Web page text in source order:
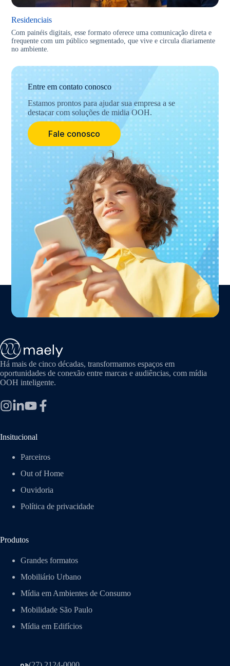
Residenciais
Com painéis digitais, esse formato oferece uma comunicação direta e
frequente com um público segmentado, que vive e circula diariamente
no ambiente.
Entre em contato conosco
Estamos prontos para ajudar sua empresa a se
destacar com soluções de midia OOH.
Fale conosco
Há mais de cinco décadas, transformamos espaços em
oportunidades de conexão entre marcas e audiências, com mídia
OOH inteligente.
Insitucional
Parceiros
Out of Home
Ouvidoria
Política de privacidade
Produtos
Grandes formatos
Mobiliário Urbano
Mídia em Ambientes de Consumo
Mobilidade São Paulo
Mídia em Edifícios